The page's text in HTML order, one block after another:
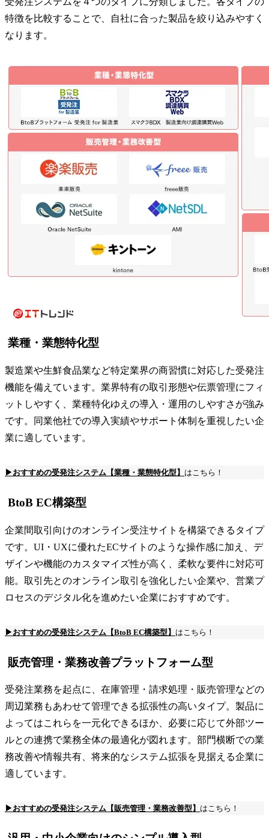
特徴を比較することで、自社に合った製品を絞り込みやすく
なります。
業種・業態特化型
製造業や生鮮食品業など特定業界の商習慣に対応した受発注
機能を備えています。業界特有の取引形態や伝票管理にフィ
ットしやすく、業種特化ゆえの導入・運用のしやすさが強み
です。同業他社での導入実績やサポート体制を重視したい企
業に適しています。
▶おすすめの受発注システム【業種・業態特化型】 はこちら！
BtoB EC構築型
企業間取引向けのオンライン受注サイトを構築できるタイプ
です。UI・UXに優れたECサイトのような操作感に加え、デ
ザインや機能のカスタマイズ性が高く、柔軟な要件に対応可
能。取引先とのオンライン取引を強化したい企業や、営業プ
ロセスのデジタル化を進めたい企業におすすめです。
▶おすすめの受発注システム【BtoB EC構築型】 はこちら！
販売管理・業務改善プラットフォーム型
受発注業務を起点に、在庫管理・請求処理・販売管理などの
周辺業務もあわせて管理できる拡張性の高いタイプ。製品に
よってはこれらを一元化できるほか、必要に応じて外部ツー
ルとの連携で業務全体の最適化が図れます。部門横断での業
務改善や情報共有、将来的なシステム拡張を見据える企業に
適しています。
▶おすすめの受発注システム【販売管理・業務改善型】 はこちら！